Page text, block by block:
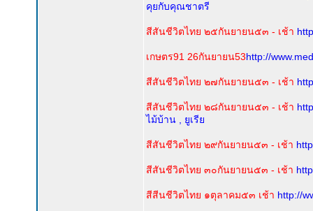
คุยกับคุณชาตรี
สีสันชีวิตไทย ๒๕กันยายน๕๓ - เช้า
เกษตร91 26กันยายน53http://
สีสันชีวิตไทย ๒๗กันยายน๕๓ - เช้า
สีสันชีวิตไทย ๒๘กันยายน๕๓ - เช้า
ไม้บ้าน , ยูเรีย
สีสันชีวิตไทย ๒๙กันยายน๕๓ - เช้า
สีสันชีวิตไทย ๓๐กันยายน๕๓ - เช้า
สีสีนชีวิตไทย ๑ตุลาคม๕๓ เช้า http://